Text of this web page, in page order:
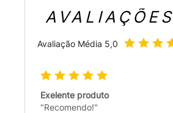
AVALIAÇÕES
Avaliação Média 5,0
Exelente produto
"Recomendo!"